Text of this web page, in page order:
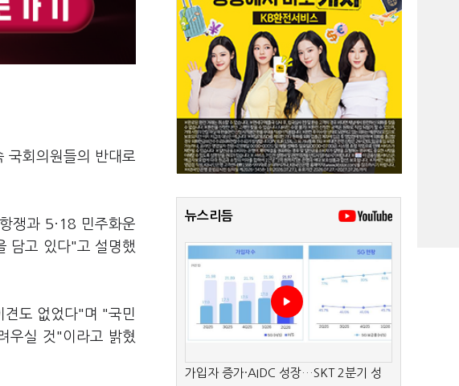
국회의원들의 반대로
쟁과 5·18 민주화운
담고 있다"고 설명했
견도 없었다"며 "국민
우실 것"이라고 밝혔
뉴스리듬
가입자 증가·AIDC 성장…SKT 2분기 성